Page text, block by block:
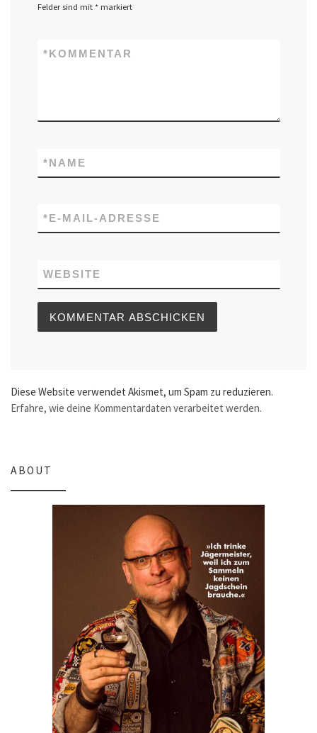
Felder sind mit *markiert
KOMMENTAR
*
NAME
*
E-MAIL-ADRESSE
*
WEBSITE
Diese Website verwendet Akismet, um Spam zu reduzieren.
Erfahre, wie deine Kommentardaten verarbeitet werden.
ABOUT